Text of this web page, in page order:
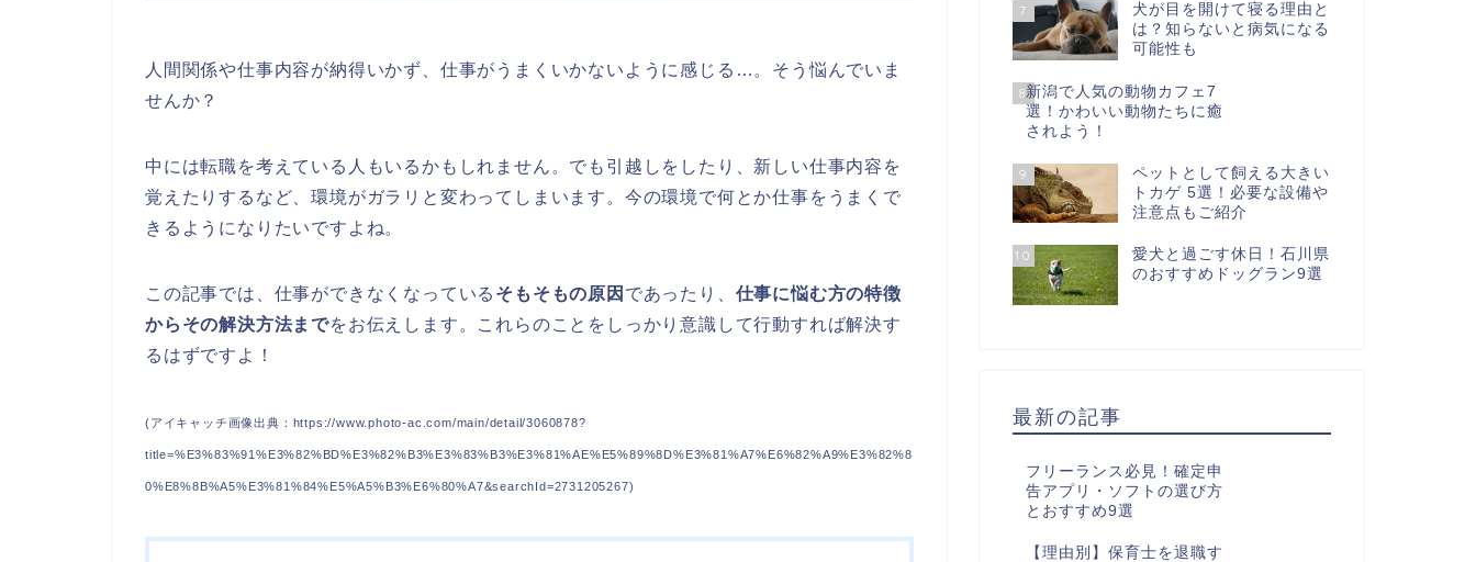
人間関係や仕事内容が納得いかず、仕事がうまくいかないように感じる…。そう悩んでいま
せんか？
中には転職を考えている人もいるかもしれません。でも引越しをしたり、新しい仕事内容を
覚えたりするなど、環境がガラリと変わってしまいます。今の環境で何とか仕事をうまくで
きるようになりたいですよね。
この記事では、仕事ができなくなっている そもそもの原因 であったり、 仕事に悩む方の特徴
からその解決方法までをお伝えします。これらのことをしっかり意識して行動すれば解決す
るはずですよ！
(アイキャッチ画像出典：https://www.photo-ac.com/main/detail/3060878?
title=%E3%83%91%E3%82%BD%E3%82%B3%E3%83%B3%E3%81%AE%E5%89%8D%E3%81%A7%E6%82%A9%E3%82%8
0%E8%8B%A5%E3%81%84%E5%A5%B3%E6%80%A7&searchId=2731205267)
7
犬が目を開けて寝る理由と
は？知らないと病気になる
可能性も
8新潟で人気の動物カフェ7
選！かわいい動物たちに癒
されよう！
9
ペットとして飼える大きい
トカゲ 5選！必要な設備や
注意点もご紹介
10
愛犬と過ごす休日！石川県
のおすすめドッグラン9選
最新の記事
フリーランス必見！確定申
告アプリ・ソフトの選び方
とおすすめ9選
【理由別】保育士を退職す